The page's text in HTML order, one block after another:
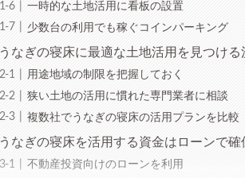
一時的な土地活用に看板の設置
少数台の利用でも稼ぐコインパーキング
うなぎの寝床に最適な土地活用を見つける
用途地域の制限を把握しておく
狭い土地の活用に慣れた専門業者に相談
複数社でうなぎの寝床の活用プランを比較
うなぎの寝床を活用する資金はローンで確
不動産投資向けのローンを利用